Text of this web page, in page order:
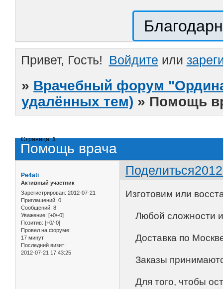
Привет, Гость! Войдите или
» Врачебный форум
удалённых тем) » Помощь
Помощь врача
Страница:1
Поделиться
Pe4ati
Активный участник
Зарегистрирован: 2012-07-21
Приглашений: 0
Сообщений: 8
Уважение: [+0/-0]
Позитив: [+0/-0]
Провел на форуме:
17 минут
Последний визит:
2012-07-21 17:43:25
Изготовим или
Любой сложности
Доставка по
Заказы
Для того, чтобы